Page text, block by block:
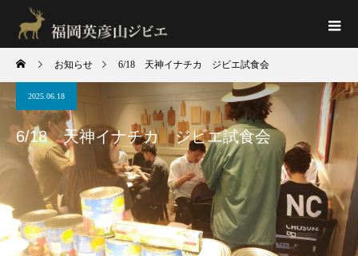
お知らせ 6/18 天神イナチカ ジビエ試食会
2025.06.18
6/18 天神イナチカ ジビエ試食会